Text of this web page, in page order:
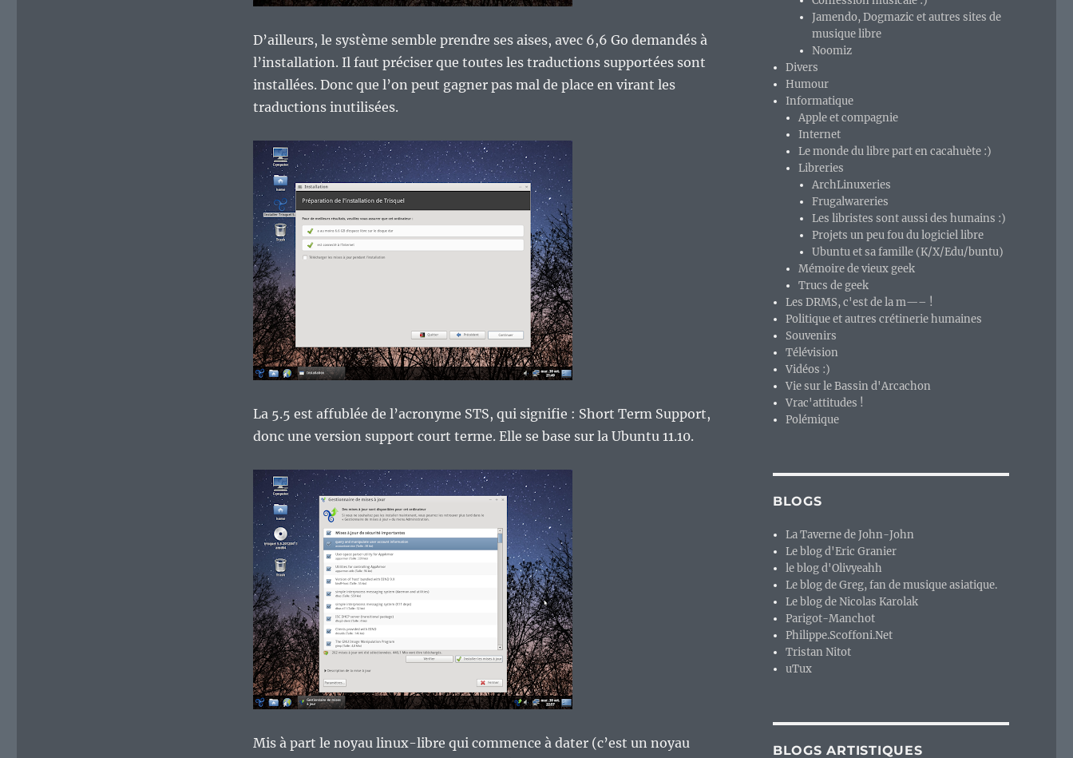
D’ailleurs, le système semble prendre ses aises, avec 6,6 Go demandés à
l’installation. Il faut préciser que toutes les traductions supportées sont
installées. Donc que l’on peut gagner pas mal de place en virant les
traductions inutilisées.
La 5.5 est affublée de l’acronyme STS, qui signifie : Short Term Support,
donc une version support court terme. Elle se base sur la Ubuntu 11.10.
Mis à part le noyau linux-libre qui commence à dater (c’est un noyau
Jamendo, Dogmazic et autres sites de
musique libre
Noomiz
Divers
Humour
Informatique
Apple et compagnie
Internet
Le monde du libre part en cacahuète :)
Libreries
ArchLinuxeries
Frugalwareries
Les libristes sont aussi des humains :)
Projets un peu fou du logiciel libre
Ubuntu et sa famille (K/X/Edu/buntu)
Mémoire de vieux geek
Trucs de geek
Les DRMS, c'est de la m—– !
Politique et autres crétinerie humaines
Souvenirs
Télévision
Vidéos :)
Vie sur le Bassin d'Arcachon
Vrac'attitudes !
Polémique
BLOGS
La Taverne de John-John
Le blog d'Eric Granier
le blog d'Olivyeahh
Le blog de Greg, fan de musique asiatique.
Le blog de Nicolas Karolak
Parigot-Manchot
Philippe.Scoffoni.Net
Tristan Nitot
uTux
BLOGS ARTISTIQUES